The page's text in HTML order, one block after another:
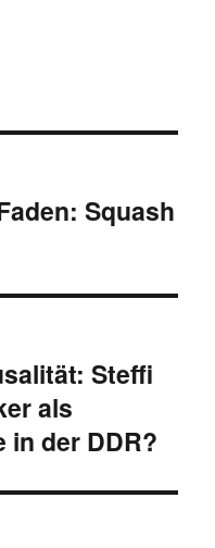
Squash
Steffi
als
in der DDR?